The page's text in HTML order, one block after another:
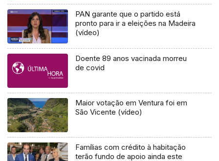
PAN garante que o partido está
pronto para ir a eleições na Madeira
(vídeo)
Doente 89 anos vacinada morreu
de covid
Maior votação em Ventura foi em
São Vicente (vídeo)
Famílias com crédito à habitação
terão fundo de apoio ainda este